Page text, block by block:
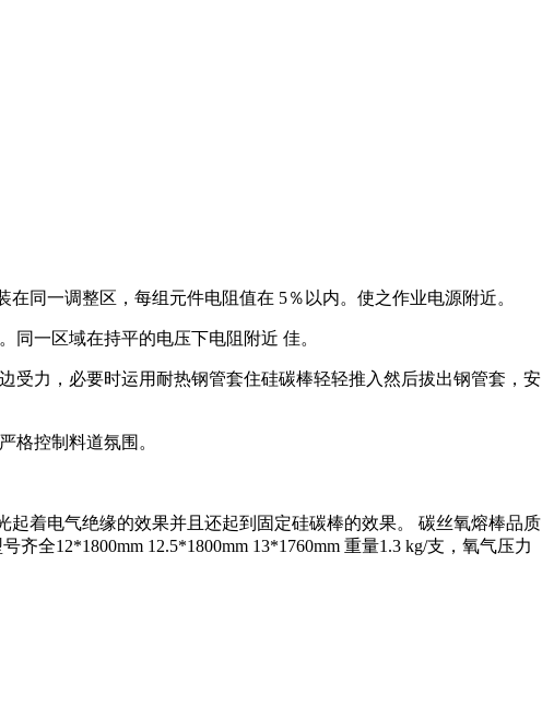
同一调整区，每组元件电阻值在 5％以内。使之作业电源附近。
同一区域在持平的电压下电阻附近 佳。
受力，必要时运用耐热钢管套住硅碳棒轻轻推入然后拔出钢管套，安
格控制料道氛围。
着电气绝缘的效果并且还起到固定硅碳棒的效果。 碳丝氧熔棒品质
全12*1800mm 12.5*1800mm 13*1760mm 重量1.3 kg/支，氧气压力